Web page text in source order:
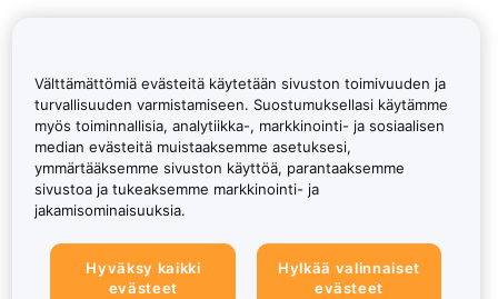
Välttämättömiä evästeitä käytetään sivuston toimivuuden ja
turvallisuuden varmistamiseen. Suostumuksellasi käytämme
myös toiminnallisia, analytiikka-, markkinointi- ja sosiaalisen
median evästeitä muistaaksemme asetuksesi,
ymmärtääksemme sivuston käyttöä, parantaaksemme
sivustoa ja tukeaksemme markkinointi- ja
jakamisominaisuuksia.
Hyväksy kaikki
evästeet
Hylkää valinnaiset
evästeet